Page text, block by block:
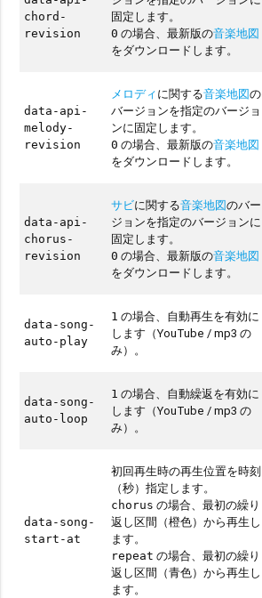
chord-
revision
固定します。
0 の場合、最新版の音楽地図
をダウンロードします。
data-api-
melody-
revision
メロディに関する音楽地図の
バージョンを指定のバージョ
ンに固定します。
0 の場合、最新版の音楽地図
をダウンロードします。
data-api-
chorus-
revision
サビに関する音楽地図のバー
ジョンを指定のバージョンに
固定します。
0 の場合、最新版の音楽地図
をダウンロードします。
data-song-
auto-play
1 の場合、自動再生を有効に
します（YouTube / mp3 の
み）。
data-song-
auto-loop
1 の場合、自動繰返を有効に
します（YouTube / mp3 の
み）。
data-song-
start-at
初回再生時の再生位置を時刻
（秒）指定します。
chorus の場合、最初の繰り
返し区間（橙色）から再生し
ます。
repeat の場合、最初の繰り
返し区間（青色）から再生し
ます。